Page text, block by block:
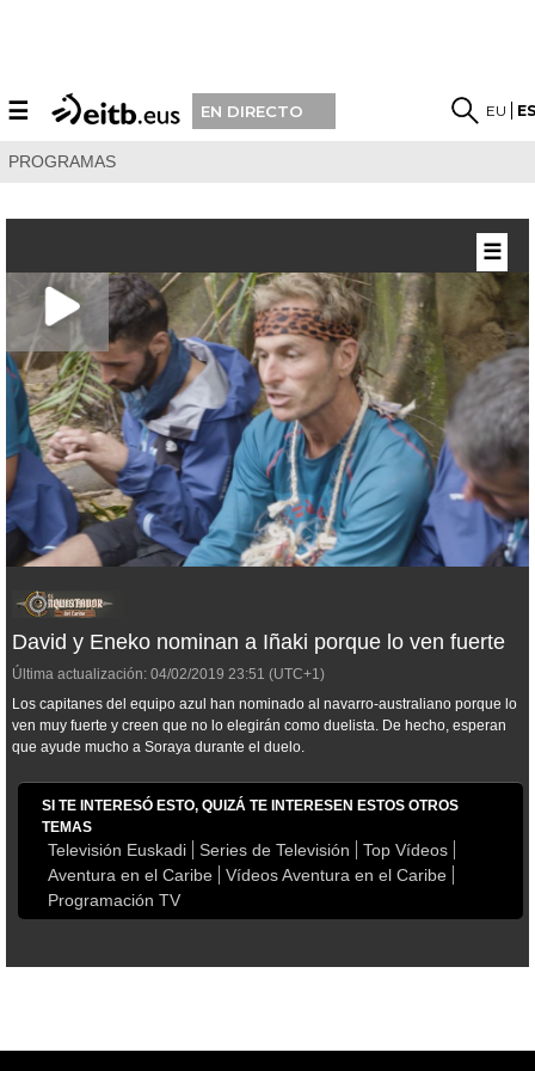
☰ EN DIRECTO EU
PROGRAMAS
David y Eneko nominan a Iñaki porque lo ven fuerte
Última actualización: 04/02/2019 23:51 (UTC+1)
Los capitanes del equipo azul han nominado al navarro-australiano porque lo
ven muy fuerte y creen que no lo elegirán como duelista. De hecho, esperan
que ayude mucho a Soraya durante el duelo.
SI TE INTERESÓ ESTO, QUIZÁ TE INTERESEN ESTOS OTROS
TEMAS
Televisión Euskadi Series de Televisión
Top Vídeos
Aventura en el Caribe
Vídeos Aventura en el Caribe
Programación TV
☰